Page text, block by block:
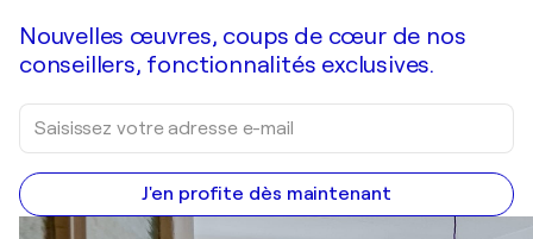
Nouvelles œuvres, coups de cœur de nos
conseillers, fonctionnalités exclusives.
J'en profite dès maintenant